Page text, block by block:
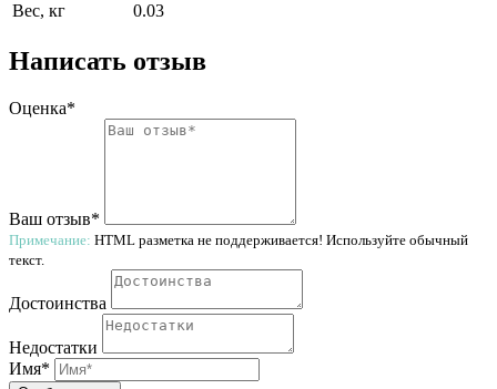
Вес, кг
0.03
Написать отзыв
Оценка*
Ваш отзыв*
Примечание: HTML разметка не поддерживается! Используйте обычный
текст.
Достоинства
Недостатки
Имя*